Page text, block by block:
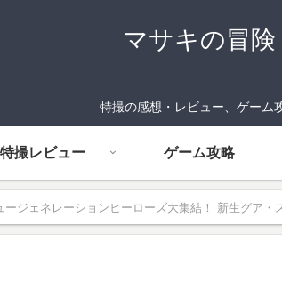
マサキの冒険
特撮の感想・レビュー、ゲーム
特撮レビュー ゲーム攻略
ージェネレーションヒーローズ大集結！ 新生グア